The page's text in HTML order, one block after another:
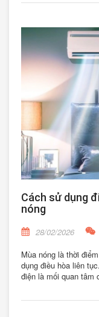
Cách sử dụng
nóng
28/02/2026
Mùa nóng là thời
dụng điều hòa liên
điện là mối quan tâm